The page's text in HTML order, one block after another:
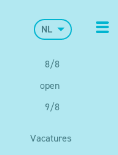
NL
8/8
open
9/8
Vacatures